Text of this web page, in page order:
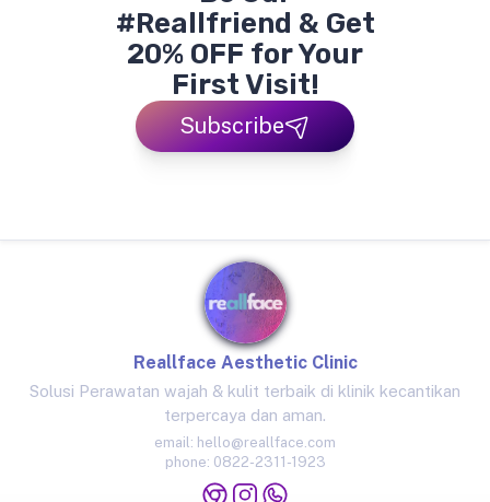
#Reallfriend & Get
20% OFF for Your
First Visit!
Subscribe
Reallface Aesthetic Clinic
Solusi Perawatan wajah & kulit terbaik di klinik kecantikan
terpercaya dan aman.
email: hello@reallface.com
phone: 0822-2311-1923